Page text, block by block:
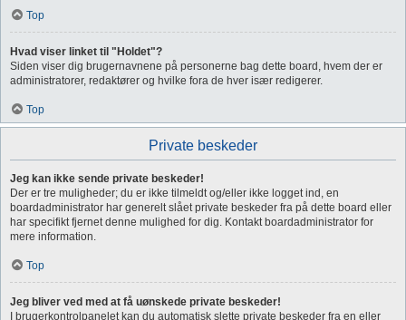
Top
Hvad viser linket til "Holdet"?
Siden viser dig brugernavnene på personerne bag dette board, hvem der er
administratorer, redaktører og hvilke fora de hver især redigerer.
Top
Private beskeder
Jeg kan ikke sende private beskeder!
Der er tre muligheder; du er ikke tilmeldt og/eller ikke logget ind, en
boardadministrator har generelt slået private beskeder fra på dette board eller
har specifikt fjernet denne mulighed for dig. Kontakt boardadministrator for
mere information.
Top
Jeg bliver ved med at få uønskede private beskeder!
I brugerkontrolpanelet kan du automatisk slette private beskeder fra en eller